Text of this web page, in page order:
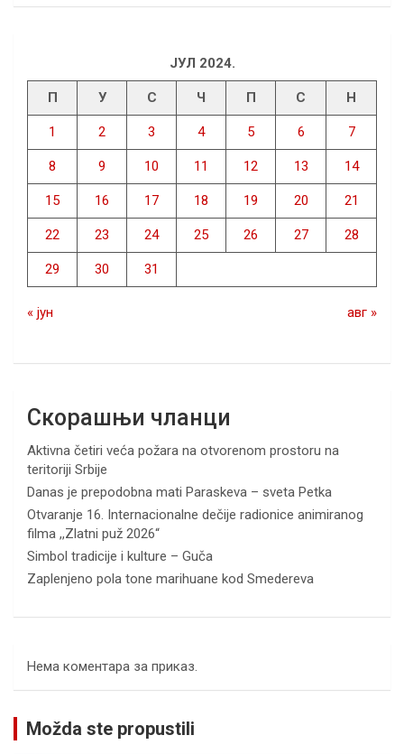
ЈУЛ 2024.
П У С Ч П С Н
1 2 3 4 5 6 7
8 9 10 11 12 13 14
15 16 17 18 19 20 21
22 23 24 25 26 27 28
29 30 31
« јун авг »
Скорашњи чланци
Aktivna četiri veća požara na otvorenom prostoru na
teritoriji Srbije
Danas je prepodobna mati Paraskeva – sveta Petka
Otvaranje 16. Internacionalne dečije radionice animiranog
filma ,,Zlatni puž 2026“
Simbol tradicije i kulture – Guča
Zaplenjeno pola tone marihuane kod Smedereva
Нема коментара за приказ.
Možda ste propustili